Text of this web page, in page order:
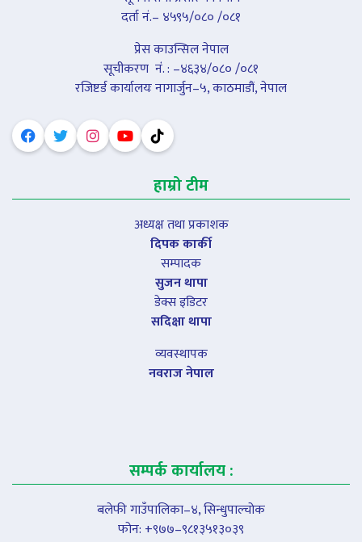
दर्ता नं.– ४५९५/०८० /०८१
प्रेस काउन्सिल नेपाल
सूचीकरण नंं. : –४६३४/०८० /०८१
रजिष्टर्ड कार्यालयः नागार्जुन–५, काठमाडौं, नेपाल
हाम्रो टीम
अध्यक्ष तथा प्रकाशक
दिपक कार्की
सम्पादक
सुजन थापा
डेक्स इडिटर
सदिक्षा थापा
व्यवस्थापक
नवराज नेपाल
सम्पर्क कार्यालय :
बलेफी गाउँपालिका–४, सिन्धुपाल्चोक
फोन: +९७७–९८१३५१३०३९